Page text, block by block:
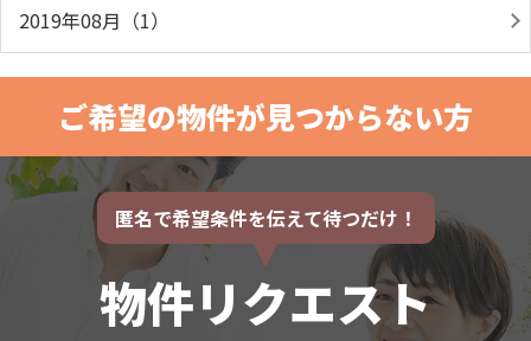
2019年08月（1）
ご希望の物件が見つからない方
匿名で希望条件を伝えて待つだけ！
物件リクエスト